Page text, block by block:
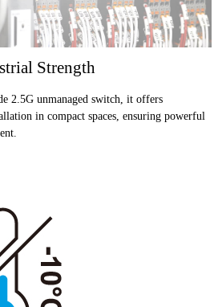
Strength
2.5G unmanaged switch, it offers
in compact spaces, ensuring powerful